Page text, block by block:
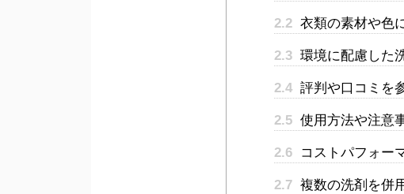
2.2 衣類の素材や色
2.3 環境に配慮した
2.4 評判や口コミを
2.5 使用方法や注意
2.6 コストパフォー
2.7 複数の洗剤を併